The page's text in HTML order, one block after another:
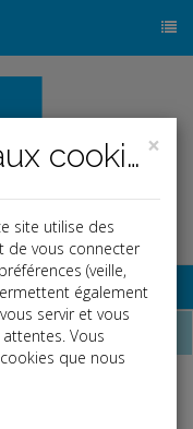
×
Politique relative aux cookies
site utilise des
de vous connecter
(veille,
également
servir et vous
Vous
que nous